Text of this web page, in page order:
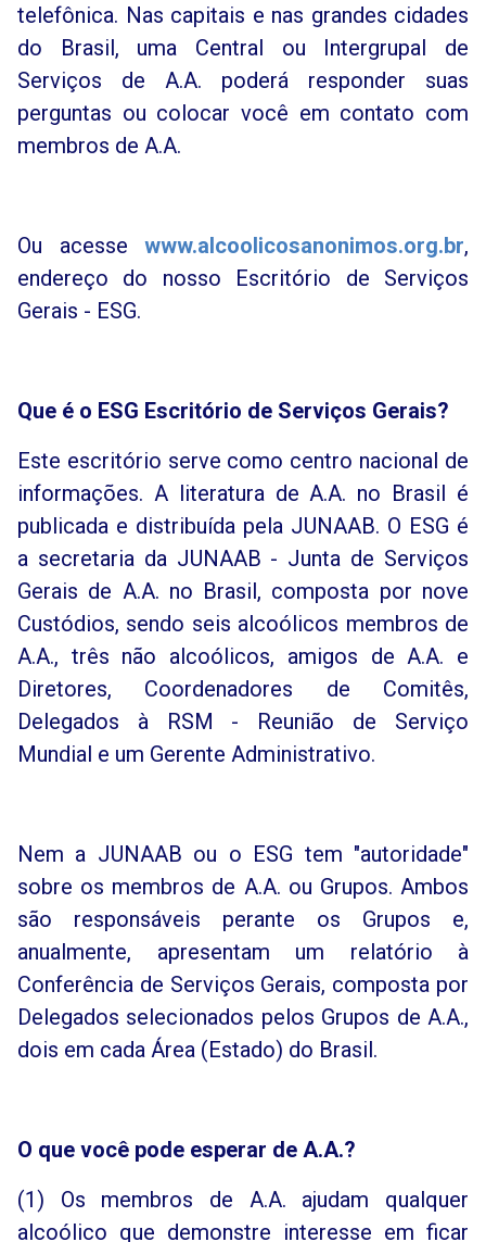
telefônica. Nas capitais e nas grandes cidades
do Brasil, uma Central ou Intergrupal de
Serviços de A.A. poderá responder suas
perguntas ou colocar você em contato com
membros de A.A.
Ou acesse www.alcoolicosanonimos.org.br,
endereço do nosso Escritório de Serviços
Gerais - ESG.
Que é o ESG Escritório de Serviços Gerais?
Este escritório serve como centro nacional de
informações. A literatura de A.A. no Brasil é
publicada e distribuída pela JUNAAB. O ESG é
a secretaria da JUNAAB - Junta de Serviços
Gerais de A.A. no Brasil, composta por nove
Custódios, sendo seis alcoólicos membros de
A.A., três não alcoólicos, amigos de A.A. e
Diretores, Coordenadores de Comitês,
Delegados à RSM - Reunião de Serviço
Mundial e um Gerente Administrativo.
Nem a JUNAAB ou o ESG tem "autoridade"
sobre os membros de A.A. ou Grupos. Ambos
são responsáveis perante os Grupos e,
anualmente, apresentam um relatório à
Conferência de Serviços Gerais, composta por
Delegados selecionados pelos Grupos de A.A.,
dois em cada Área (Estado) do Brasil.
O que você pode esperar de A.A.?
(1) Os membros de A.A. ajudam qualquer
alcoólico que demonstre interesse em ficar